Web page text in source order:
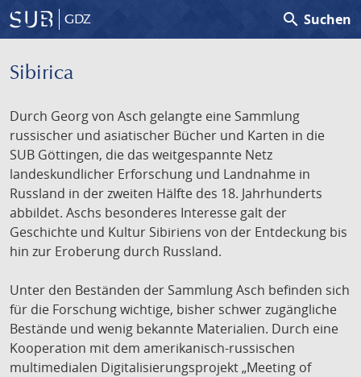
GDZ search Suchen
Sibirica
Durch Georg von Asch gelangte eine Sammlung
russischer und asiatischer Bücher und Karten in die
SUB Göttingen, die das weitgespannte Netz
landeskundlicher Erforschung und Landnahme in
Russland in der zweiten Hälfte des 18. Jahrhunderts
abbildet. Aschs besonderes Interesse galt der
Geschichte und Kultur Sibiriens von der Entdeckung bis
hin zur Eroberung durch Russland.
Unter den Beständen der Sammlung Asch befinden sich
für die Forschung wichtige, bisher schwer zugängliche
Bestände und wenig bekannte Materialien. Durch eine
Kooperation mit dem amerikanisch-russischen
multimedialen Digitalisierungsprojekt „Meeting of